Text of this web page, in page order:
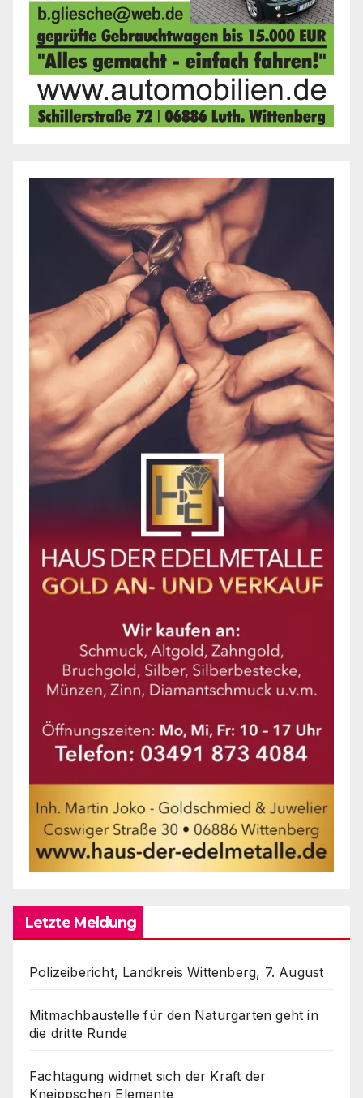
Letzte Meldung
Polizeibericht, Landkreis Wittenberg, 7. August
Mitmachbaustelle für den Naturgarten geht in
die dritte Runde
Fachtagung widmet sich der Kraft der
Kneippschen Elemente